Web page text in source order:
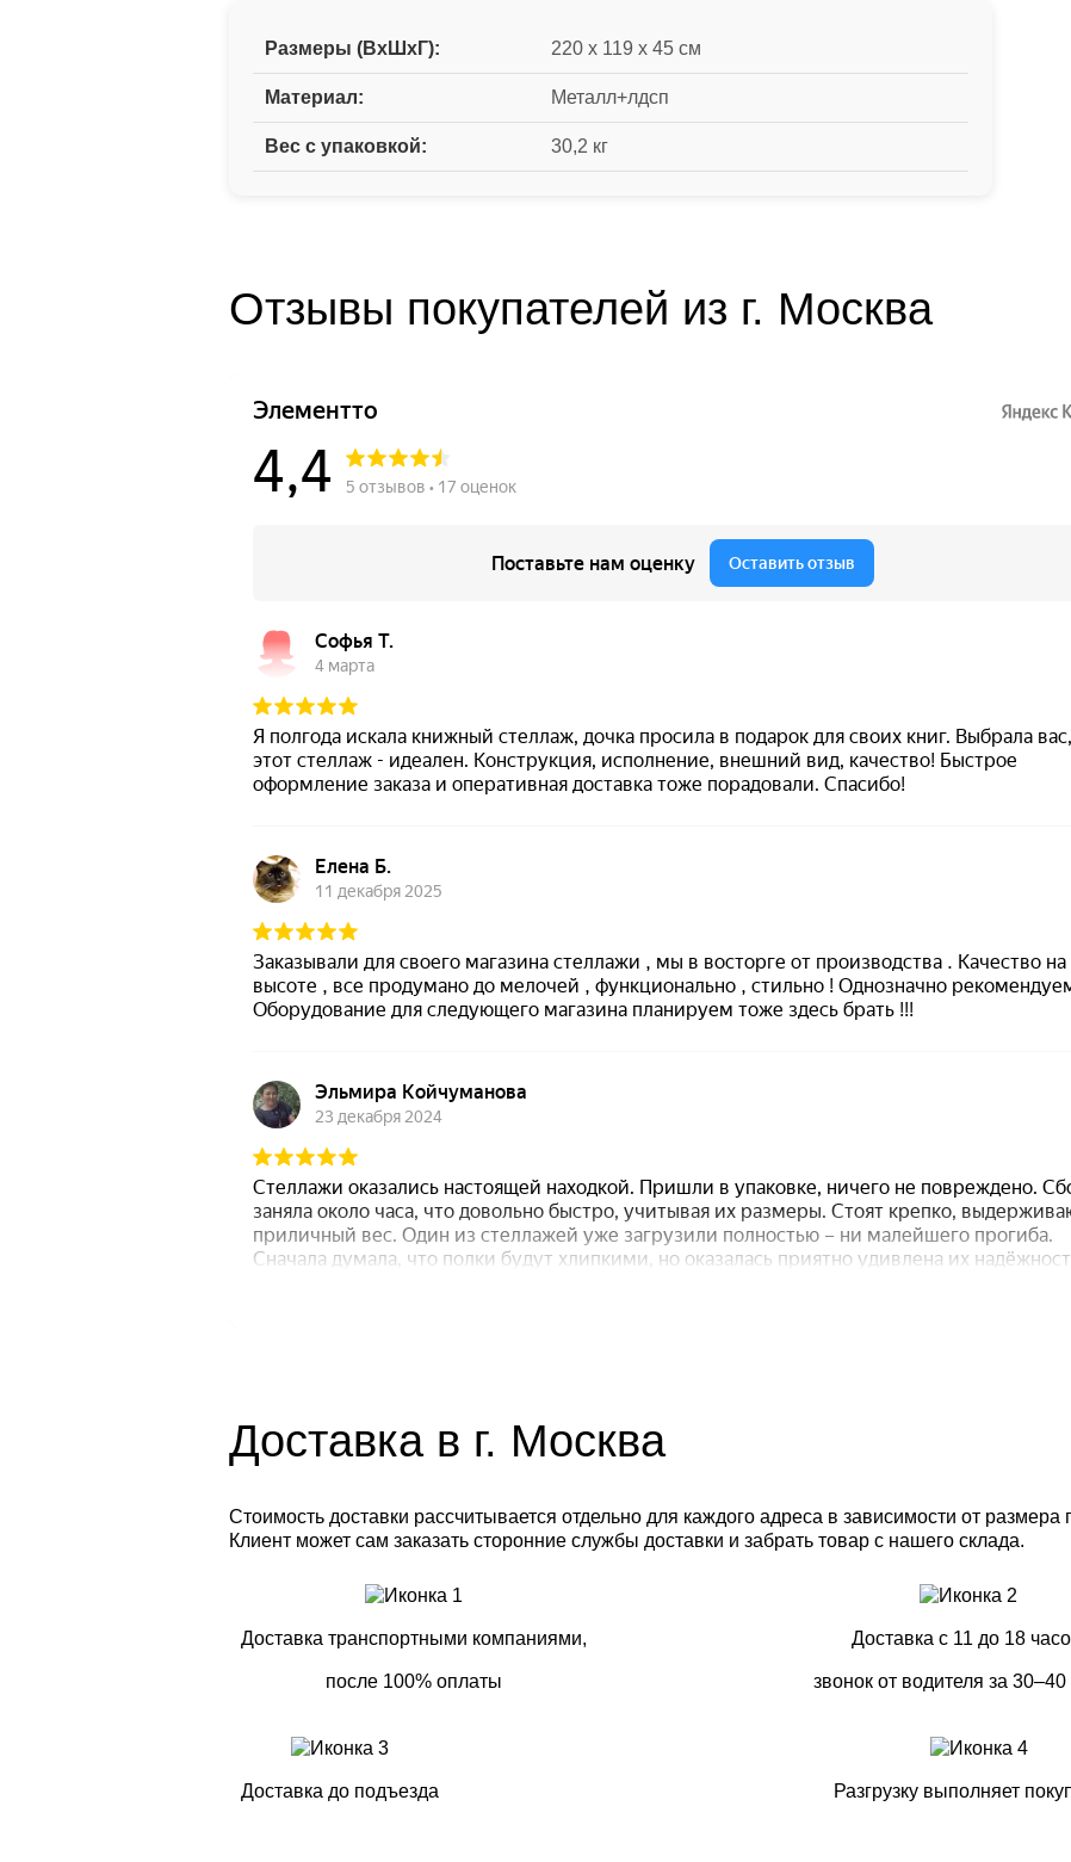
Размеры (ВxШxГ): 220 x 119 x 45 см
Материал: Металл+лдсп
Вес с упаковкой: 30,2 кг
Отзывы покупателей из г. Москва
Доставка в г. Москва
Стоимость доставки рассчитывается отдельно для каждого адреса в зависимости от размера
Клиент может сам заказать сторонние службы доставки и забрать товар с нашего склада.
Доставка транспортными компаниями,
после 100% оплаты
Доставка с 11 до 18
звонок от водителя за
Доставка до подъезда Разгрузку выполняет